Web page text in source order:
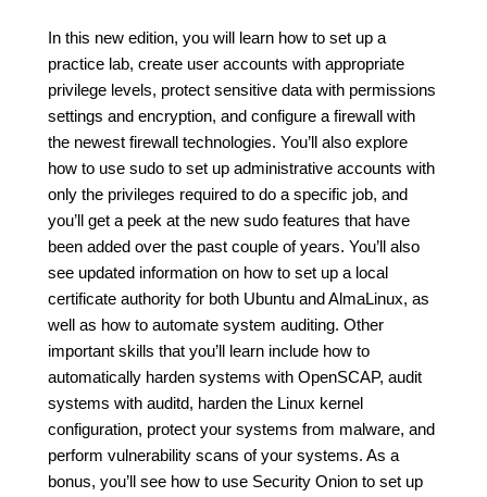
In this new edition, you will learn how to set up a
practice lab, create user accounts with appropriate
privilege levels, protect sensitive data with permissions
settings and encryption, and configure a firewall with
the newest firewall technologies. You’ll also explore
how to use sudo to set up administrative accounts with
only the privileges required to do a specific job, and
you’ll get a peek at the new sudo features that have
been added over the past couple of years. You’ll also
see updated information on how to set up a local
certificate authority for both Ubuntu and AlmaLinux, as
well as how to automate system auditing. Other
important skills that you’ll learn include how to
automatically harden systems with OpenSCAP, audit
systems with auditd, harden the Linux kernel
configuration, protect your systems from malware, and
perform vulnerability scans of your systems. As a
bonus, you’ll see how to use Security Onion to set up